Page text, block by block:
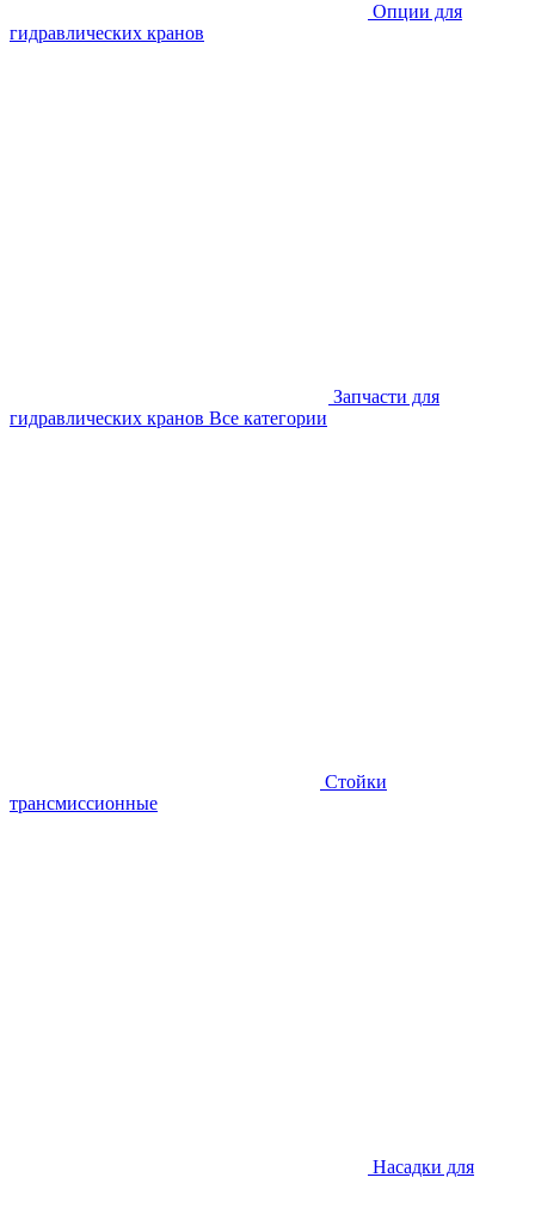
Опции для
гидравлических кранов
Запчасти для
гидравлических кранов Все категории
Стойки
трансмиссионные
Насадки для